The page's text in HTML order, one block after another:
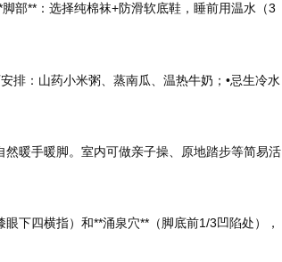
部**：选择纯棉袜+防滑软底鞋，睡前用温水（3
排：山药小米粥、蒸南瓜、温热牛奶；•忌生冷水
暖手暖脚。室内可做亲子操、原地踏步等简易活
下四横指）和**涌泉穴**（脚底前1/3凹陷处），